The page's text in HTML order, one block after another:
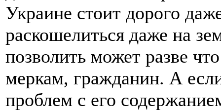
Украине стоит дорого
раскошелиться даже на
позволить может разве
меркам, гражданин. А
проблем с его